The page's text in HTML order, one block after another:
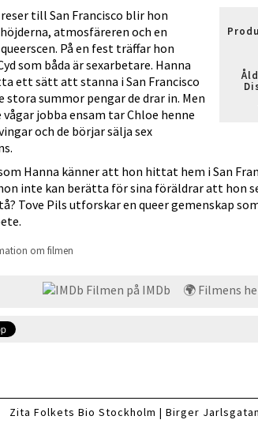
till San Francisco blir hon
atmosfäreren och en
På en fest träffar hon
som båda är sexarbetare. Hanna
ett sätt att stanna i San Francisco
stora summor pengar de drar in. Men
jobba ensam tar Chloe henne
och de börjar sälja sex
Hanna känner att hon hittat hem i San
inte kan berätta för sina föräldrar att hon
Tove Pils utforskar en queer gemenskap
om filmen
Filmen på IMDb 🌍 Filmens
Zita Folkets Bio Stockholm | Birger